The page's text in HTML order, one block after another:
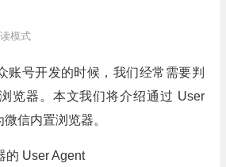
模式
账号开发的时候，我们经常需要判
览器。本文我们将介绍通过 User
信内置浏览器。
的 User Agent